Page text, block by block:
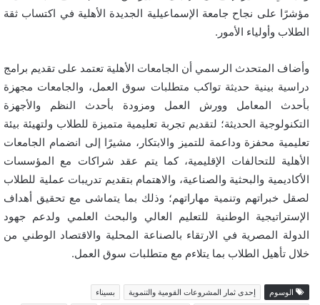
مؤشرًا على نجاح جامعة الإسماعيلية الجديدة الأهلية في اكتساب ثقة
الطلاب وأولياء الأمور.
وأضاف المتحدث الرسمي أن الجامعات الأهلية تعتمد على تقديم برامج
دراسية بينية حديثة تواكب متطلبات سوق العمل، والجامعات مجهزة
بأحدث المعامل وورش العمل ومزودة بأحدث النظم والأجهزة
التكنولوجية الحديثة؛ لتقديم تجربة تعليمية متميزة للطلاب ولتهيئة بيئة
تعليمية محفزة وداعمة للتميز والابتكار، مشيرًا إلى انضمام الجامعات
الأهلية للتحالفات الإقليمية، كما يتم عقد شراكات مع المؤسسات
الأكاديمية والبحثية والصناعية، والاهتمام بتقديم تدريبات عملية للطلاب
لصقل خبراتهم وتنمية مهاراتهم؛ وذلك بما يتماشى مع تحقيق أهداف
الإستراتيجية الوطنية للتعليم العالي والبحث العلمي ولدعم جهود
الدولة المصرية في الارتقاء بالصناعة المحلية والاقتصاد الوطني من
خلال تأهيل الطلاب بما يتلاءم مع متطلبات سوق العمل.
الوسوم إحدى ثمار المشروعات القومية والتنموية
بسيناء